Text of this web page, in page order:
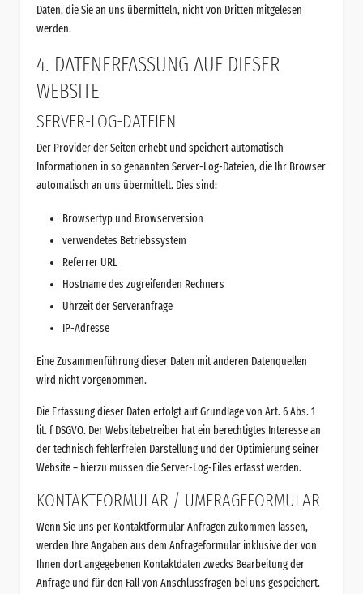
Daten, die Sie an uns übermitteln, nicht von Dritten mitgelesen
werden.
4. DATENERFASSUNG AUF DIESER
WEBSITE
SERVER-LOG-DATEIEN
Der Provider der Seiten erhebt und speichert automatisch
Informationen in so genannten Server-Log-Dateien, die Ihr Browser
automatisch an uns übermittelt. Dies sind:
Browsertyp und Browserversion
verwendetes Betriebssystem
Referrer URL
Hostname des zugreifenden Rechners
Uhrzeit der Serveranfrage
IP-Adresse
Eine Zusammenführung dieser Daten mit anderen Datenquellen
wird nicht vorgenommen.
Die Erfassung dieser Daten erfolgt auf Grundlage von Art. 6 Abs. 1
lit. f DSGVO. Der Websitebetreiber hat ein berechtigtes Interesse an
der technisch fehlerfreien Darstellung und der Optimierung seiner
Website – hierzu müssen die Server-Log-Files erfasst werden.
KONTAKTFORMULAR / UMFRAGEFORMULAR
Wenn Sie uns per Kontaktformular Anfragen zukommen lassen,
werden Ihre Angaben aus dem Anfrageformular inklusive der von
Ihnen dort angegebenen Kontaktdaten zwecks Bearbeitung der
Anfrage und für den Fall von Anschlussfragen bei uns gespeichert.